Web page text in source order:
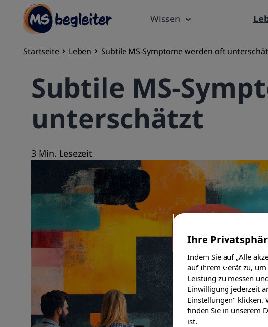
Wissen
Startseite Leben Subtile MS-Symptome werden oft
Subtile MS-
unterschätzt
3 Min. Lesezeit
Ihre
Indem Sie auf „Alle
auf Ihrem Gerät zu,
Leistung zu messen
Einwilligung jederzeit
Einstellungen" klicken.
finden Sie in unserem
ist.